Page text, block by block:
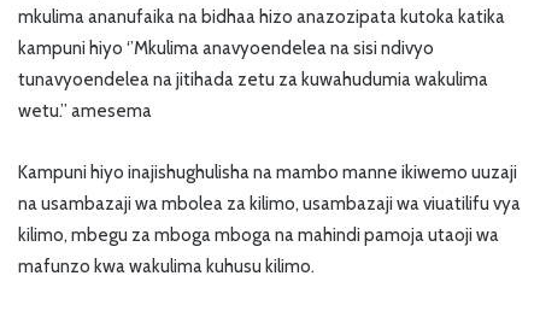
mkulima ananufaika na bidhaa hizo anazozipata kutoka katika
kampuni hiyo ‘’Mkulima anavyoendelea na sisi ndivyo
tunavyoendelea na jitihada zetu za kuwahudumia wakulima
wetu.” amesema
Kampuni hiyo inajishughulisha na mambo manne ikiwemo uuzaji
na usambazaji wa mbolea za kilimo, usambazaji wa viuatilifu vya
kilimo, mbegu za mboga mboga na mahindi pamoja utaoji wa
mafunzo kwa wakulima kuhusu kilimo.